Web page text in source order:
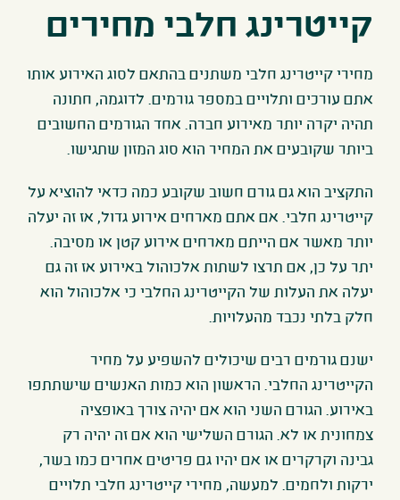
קייטרינג חלבי מחירים
מחירי קייטרינג חלבי משתנים בהתאם לסוג האירוע אותו
אתם עורכים ותלויים במספר גורמים. לדוגמה, חתונה
תהיה יקרה יותר מאירוע חברה. אחד הגורמים החשובים
ביותר שקובעים את המחיר הוא סוג המזון שתגישו.
התקציב הוא גם גורם חשוב שקובע כמה כדאי להוציא על
קייטרינג חלבי. אם אתם מארחים אירוע גדול, אז זה יעלה
יותר מאשר אם הייתם מארחים אירוע קטן או מסיבה.
יתר על כן, אם תרצו לשתות אלכוהול באירוע אז זה גם
יעלה את העלות של הקייטרינג החלבי כי אלכוהול הוא
חלק בלתי נכבד מהעלויות.
ישנם גורמים רבים שיכולים להשפיע על מחיר
הקייטרינג החלבי. הראשון הוא כמות האנשים שישתתפו
באירוע. הגורם השני הוא אם יהיה צורך באופציה
צמחונית או לא. הגורם השלישי הוא אם זה יהיה רק
גבינה וקרקרים או אם יהיו גם פריטים אחרים כמו בשר,
ירקות ולחמים. למעשה, מחירי קייטרינג חלבי תלויים